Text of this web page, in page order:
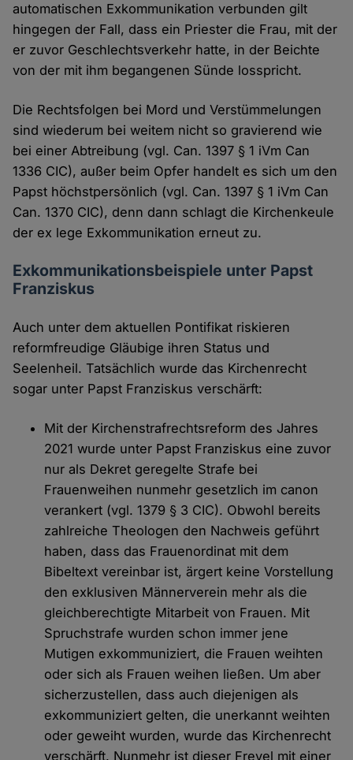
automatischen Exkommunikation verbunden gilt
hingegen der Fall, dass ein Priester die Frau, mit der
er zuvor Geschlechtsverkehr hatte, in der Beichte
von der mit ihm begangenen Sünde losspricht.
Die Rechtsfolgen bei Mord und Verstümmelungen
sind wiederum bei weitem nicht so gravierend wie
bei einer Abtreibung (vgl. Can. 1397 § 1 iVm Can
1336 CIC), außer beim Opfer handelt es sich um den
Papst höchstpersönlich (vgl. Can. 1397 § 1 iVm Can
Can. 1370 CIC), denn dann schlagt die Kirchenkeule
der ex lege Exkommunikation erneut zu.
Exkommunikationsbeispiele unter Papst
Franziskus
Auch unter dem aktuellen Pontifikat riskieren
reformfreudige Gläubige ihren Status und
Seelenheil. Tatsächlich wurde das Kirchenrecht
sogar unter Papst Franziskus verschärft:
Mit der Kirchenstrafrechtsreform des Jahres
2021 wurde unter Papst Franziskus eine zuvor
nur als Dekret geregelte Strafe bei
Frauenweihen nunmehr gesetzlich im canon
verankert (vgl. 1379 § 3 CIC). Obwohl bereits
zahlreiche Theologen den Nachweis geführt
haben, dass das Frauenordinat mit dem
Bibeltext vereinbar ist, ärgert keine Vorstellung
den exklusiven Männerverein mehr als die
gleichberechtigte Mitarbeit von Frauen. Mit
Spruchstrafe wurden schon immer jene
Mutigen exkommuniziert, die Frauen weihten
oder sich als Frauen weihen ließen. Um aber
sicherzustellen, dass auch diejenigen als
exkommuniziert gelten, die unerkannt weihten
oder geweiht wurden, wurde das Kirchenrecht
verschärft. Nunmehr ist dieser Frevel mit einer